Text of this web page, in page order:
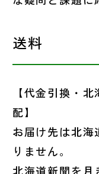
送料
【代金引換・
配】
お届け先は北海
りません。
北海道新聞を月